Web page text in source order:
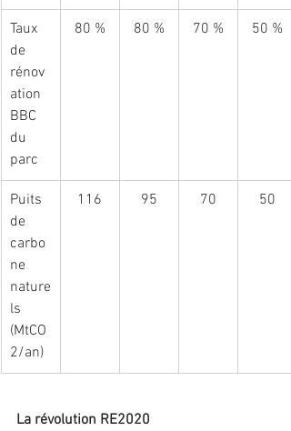
Taux
de
rénov
ation
BBC
du
parc
80 % 80 % 70 % 50 %
Puits
de
carbo
ne
nature
ls
(MtCO
2/an)
116 95 70 50
La révolution RE2020